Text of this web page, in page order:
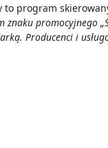
to program
promocyjnego
Producenci i